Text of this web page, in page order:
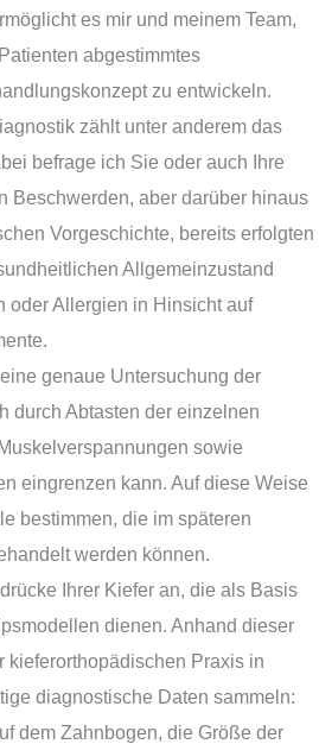
es mir und meinem Team,
abgestimmtes
zu entwickeln.
zählt unter anderem das
befrage ich Sie oder auch Ihre
Beschwerden, aber darüber hinaus
Vorgeschichte, bereits erfolgten
Allgemeinzustand
oder Allergien in Hinsicht auf
genaue Untersuchung der
durch Abtasten der einzelnen
sowie
eingrenzen kann. Auf diese Weise
bestimmen, die im späteren
werden können.
Ihrer Kiefer an, die als Basis
dienen. Anhand dieser
kieferorthopädischen Praxis in
diagnostische Daten sammeln:
dem Zahnbogen, die Größe der